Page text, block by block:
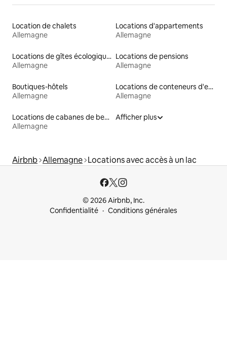
Location de chalets
Allemagne
Locations d'appartements
Allemagne
Locations de gîtes écologiques
Allemagne
Locations de pensions
Allemagne
Boutiques-hôtels
Allemagne
Locations de conteneurs d'expédition
Allemagne
Locations de cabanes de berger
Allemagne
Afficher plus
Airbnb Allemagne Locations avec accès à un lac
© 2026 Airbnb, Inc.
Confidentialité
Conditions générales